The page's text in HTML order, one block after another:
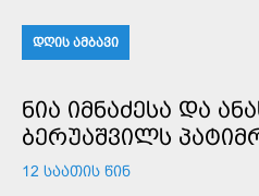
ᲓᲦᲘᲡ ᲐᲛᲑᲐᲕᲘ
ᲜᲘᲐ ᲘᲛᲜᲐᲫᲔᲡᲐ ᲓᲐ
ᲑᲔᲠᲣᲐᲨᲕᲘᲚᲡ
12 ᲡᲐᲐᲗᲘᲡ ᲬᲘᲜ